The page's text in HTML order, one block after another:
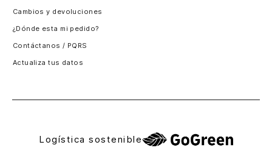
Cambios y devoluciones
¿Dónde esta mi pedido?
Contáctanos / PQRS
Actualiza tus datos
Logística sostenible